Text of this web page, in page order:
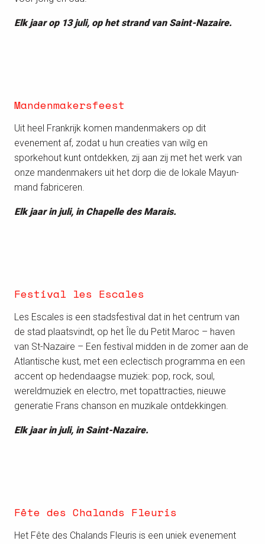
Elk jaar op 13 juli, op het strand van Saint-Nazaire.
Mandenmakersfeest
Uit heel Frankrijk komen mandenmakers op dit
evenement af, zodat u hun creaties van wilg en
sporkehout kunt ontdekken, zij aan zij met het werk van
onze mandenmakers uit het dorp die de lokale Mayun-
mand fabriceren.
Elk jaar in juli, in Chapelle des Marais.
Festival les Escales
Les Escales is een stadsfestival dat in het centrum van
de stad plaatsvindt, op het Île du Petit Maroc – haven
van St-Nazaire – Een festival midden in de zomer aan de
Atlantische kust, met een eclectisch programma en een
accent op hedendaagse muziek: pop, rock, soul,
wereldmuziek en electro, met topattracties, nieuwe
generatie Frans chanson en muzikale ontdekkingen.
Elk jaar in juli, in Saint-Nazaire.
Fête des Chalands Fleuris
Het Fête des Chalands Fleuris is een uniek evenement